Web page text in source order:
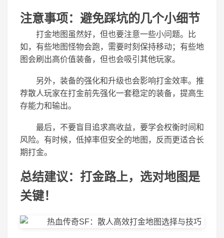
注意事项：避免踩坑的几个小细节
打金地图虽然好，但也要注意一些小问题。比
如，有些地图怪物会跑，需要时刻保持移动；有些地
图会刷出高价值装备，但也会吸引其他玩家。
另外，装备的强化和升级也会影响打金效率。推
荐散人玩家在打金前先强化一套稳定的装备，提高生
存能力和输出。
最后，不要盲目追求高收益，要学会权衡时间和
风险。有时候，低掉率但安全的地图，反而更适合长
期打金。
总结建议：打金路上，选对地图是
关键！